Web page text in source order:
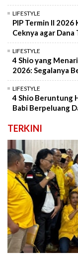
LIFESTYLE
PIP Termin II 2026
Ceknya agar Dana
LIFESTYLE
4 Shio yang
2026: Segalanya
LIFESTYLE
4 Shio Beruntung
Babi Berpeluang
TERKINI